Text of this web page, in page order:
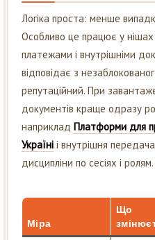
Логіка проста: менше
Особливо це працює у
платежами і внутрішніми
відповідає з
репутаційний. При
документів краще одразу
наприклад Платформи для
Україні і внутрішня
дисципліни по сесіях і ролям.
Міра
Що